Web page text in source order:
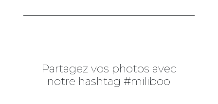
Partagez vos photos avec
notre hashtag #miliboo